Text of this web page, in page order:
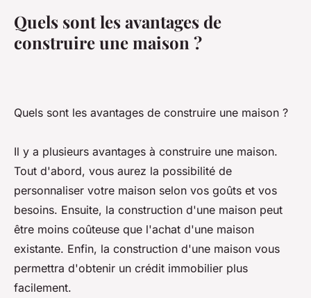
Quels sont les avantages de
construire une maison ?
Quels sont les avantages de construire une maison ?
Il y a plusieurs avantages à construire une maison.
Tout d'abord, vous aurez la possibilité de
personnaliser votre maison selon vos goûts et vos
besoins. Ensuite, la construction d'une maison peut
être moins coûteuse que l'achat d'une maison
existante. Enfin, la construction d'une maison vous
permettra d'obtenir un crédit immobilier plus
facilement.